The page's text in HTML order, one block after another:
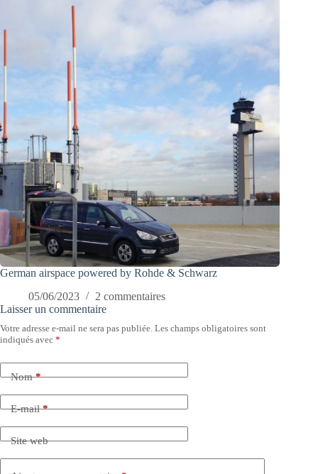
German airspace powered by Rohde & Schwarz
05/06/2023
2 commentaires
Laisser un commentaire
Votre adresse e-mail ne sera pas publiée. Les champs obligatoires sont
indiqués avec *
Nom*
E-mail*
Site web